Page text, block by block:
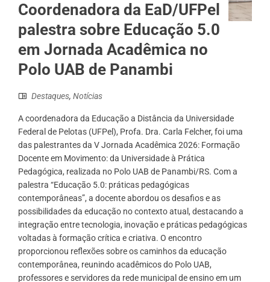
Coordenadora da EaD/UFPel
palestra sobre Educação 5.0
em Jornada Acadêmica no
Polo UAB de Panambi
Destaques, Notícias
A coordenadora da Educação a Distância da Universidade
Federal de Pelotas (UFPel), Profa. Dra. Carla Felcher, foi uma
das palestrantes da V Jornada Acadêmica 2026: Formação
Docente em Movimento: da Universidade à Prática
Pedagógica, realizada no Polo UAB de Panambi/RS. Com a
palestra “Educação 5.0: práticas pedagógicas
contemporâneas”, a docente abordou os desafios e as
possibilidades da educação no contexto atual, destacando a
integração entre tecnologia, inovação e práticas pedagógicas
voltadas à formação crítica e criativa. O encontro
proporcionou reflexões sobre os caminhos da educação
contemporânea, reunindo acadêmicos do Polo UAB,
professores e servidores da rede municipal de ensino em um